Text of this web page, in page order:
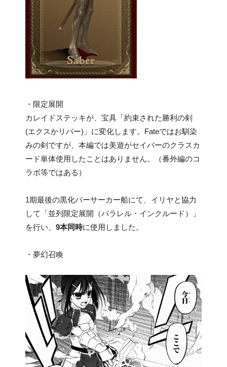
・限定展開
カレイドステッキが、宝具「約束された勝利の剣
(エクスかリバー)」に変化します。Fateではお馴染
みの剣ですが、本編では美遊がセイバーのクラスカ
ード単体使用したことはありません。（番外編のコ
ラボ等ではある）
1期最後の黒化バーサーカー船にて、イリヤと協力
して「並列限定展開（パラレル・インクルード）」
を行い、 9本同時に使用しました。
・夢幻召喚